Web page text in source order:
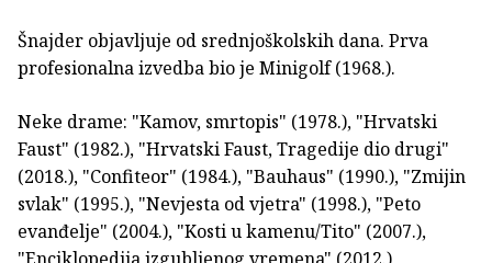
Šnajder objavljuje od srednjoškolskih dana. Prva
profesionalna izvedba bio je Minigolf (1968.).
Neke drame: "Kamov, smrtopis" (1978.), "Hrvatski
Faust" (1982.), "Hrvatski Faust, Tragedije dio drugi"
(2018.), "Confiteor" (1984.), "Bauhaus" (1990.), "Zmijin
svlak" (1995.), "Nevjesta od vjetra" (1998.), "Peto
evanđelje" (2004.), "Kosti u kamenu/Tito" (2007.),